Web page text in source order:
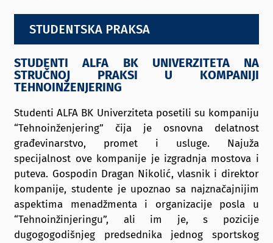
O FAKULTETU
KONTAKT
STUDENTSKA PRAKSA
STUDENTI ALFA BK UNIVERZITETA NA
STRUČNOJ PRAKSI U KOMPANIJI
TEHNOINŽENJERING
Studenti ALFA BK Univerziteta posetili su kompaniju
“Tehnoinženjering” čija je osnovna delatnost
građevinarstvo, promet i usluge. Najuža
specijalnost ove kompanije je izgradnja mostova i
puteva. Gospodin Dragan Nikolić, vlasnik i direktor
kompanije, studente je upoznao sa najznačajnijim
aspektima menadžmenta i organizacije posla u
“Tehnoinžinjeringu”, ali im je, s pozicije
dugogogodišnjeg predsednika jednog sportskog